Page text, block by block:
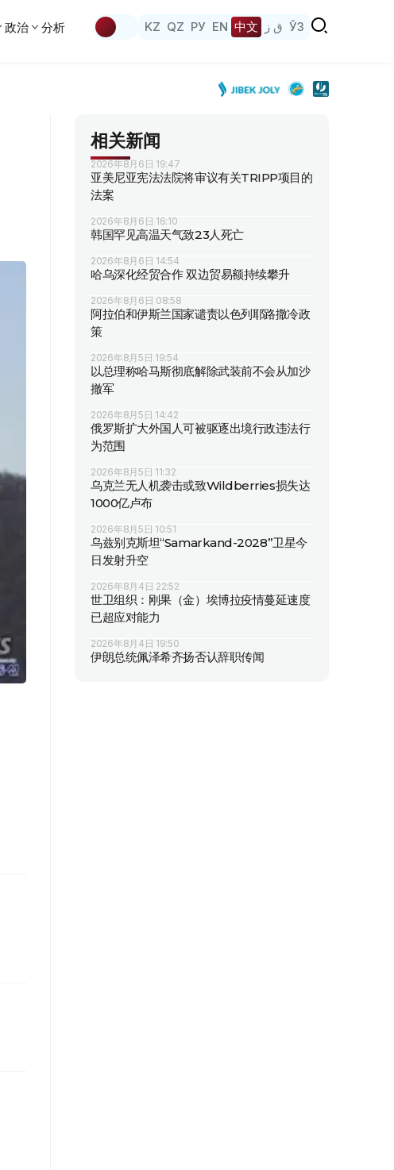
政治 分析 KZ QZ РУ EN 中文 ق ز ЎЗ
相关新闻
2026年8月6日 19:47
亚美尼亚宪法法院将审议有关TRIPP项目的
法案
2026年8月6日 16:10
韩国罕见高温天气致23人死亡
2026年8月6日 14:54
哈乌深化经贸合作 双边贸易额持续攀升
2026年8月6日 08:58
阿拉伯和伊斯兰国家谴责以色列耶路撒冷政
策
2026年8月5日 19:54
以总理称哈马斯彻底解除武装前不会从加沙
撤军
2026年8月5日 14:42
俄罗斯扩大外国人可被驱逐出境行政违法行
为范围
2026年8月5日 11:32
乌克兰无人机袭击或致Wildberries损失达
1000亿卢布
2026年8月5日 10:51
乌兹别克斯坦“Samarkand-2028”卫星今
日发射升空
2026年8月4日 22:52
世卫组织：刚果（金）埃博拉疫情蔓延速度
已超应对能力
2026年8月4日 19:50
伊朗总统佩泽希齐扬否认辞职传闻